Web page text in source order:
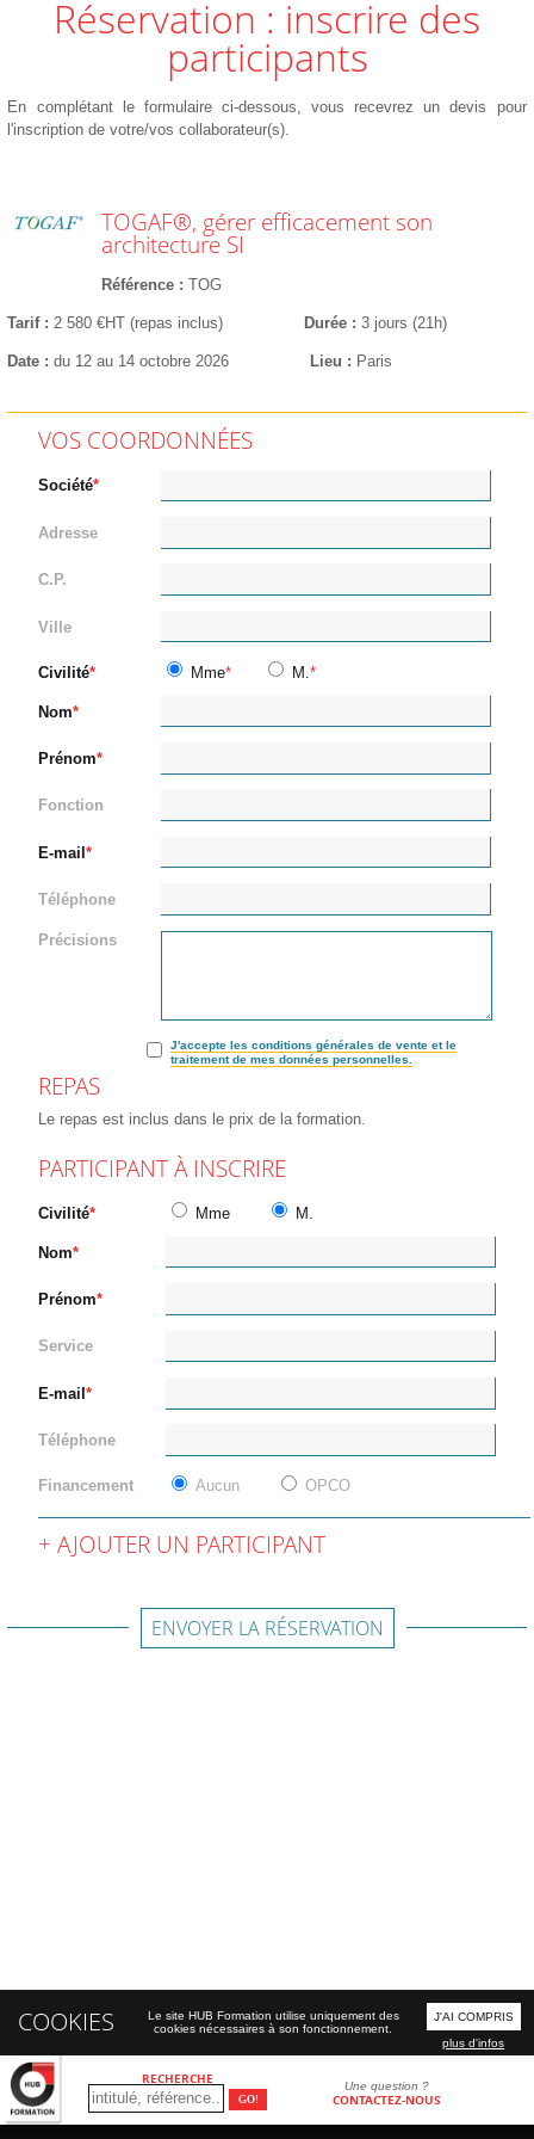
RECHERCHE Une question ?
CONTACTEZ-NOUS
Réservation : inscrire des
participants
En complétant le formulaire ci-dessous, vous recevrez un devis pour
l'inscription de votre/vos collaborateur(s).
TOGAF®, gérer efficacement son
architecture SI
Référence TOG
Tarif 2 580 €HT (repas inclus) Durée 3 jours (21h)
Date du 12 au 14 octobre 2026 Lieu Paris
VOS COORDONNÉES
Société
Adresse
C.P.
Ville
Civilité Mme M.
Nom
Prénom
Fonction
E-mail
Téléphone
Précisions
J'accepte les conditions générales de vente et le
traitement de mes données personnelles.
REPAS
Le repas est inclus dans le prix de la formation.
PARTICIPANT À INSCRIRE
Civilité Mme M.
Nom
Prénom
Service
E-mail
Téléphone
Financement Aucun OPCO
AJOUTER UN PARTICIPANT
ENVOYER LA RÉSERVATION
COOKIES
Le site HUB Formation utilise uniquement des
cookies nécessaires à son fonctionnement.
J'AI COMPRIS
plus d'infos